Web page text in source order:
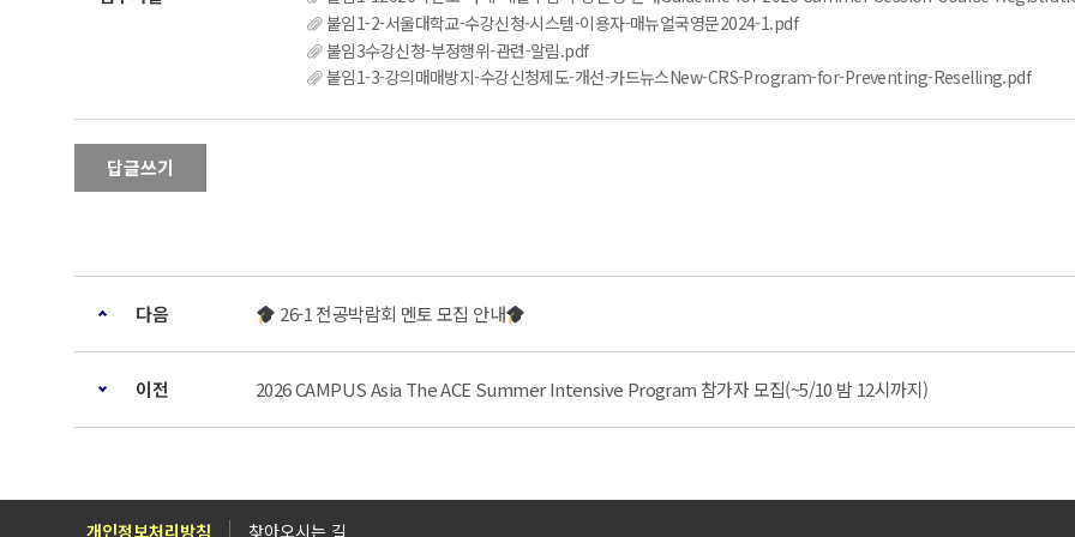
붙임1-2-서울대학교-수강신청-시스템-이용자-매뉴얼국영문2024-1.pdf
붙임3수강신청-부정행위-관련-알림.pdf
붙임1-3-강의매매방지-수강신청제도-개선-카드뉴스New-CRS-Program-for-Preventing-Reselling.pdf
답글쓰기
다음 26-1 전공박람회 멘토 모집 안내
이전 2026 CAMPUS Asia The ACE Summer Intensive Program 참가자 모집(~5/10 밤 12시까지)
개인정보처리방침 찾아오시는 길